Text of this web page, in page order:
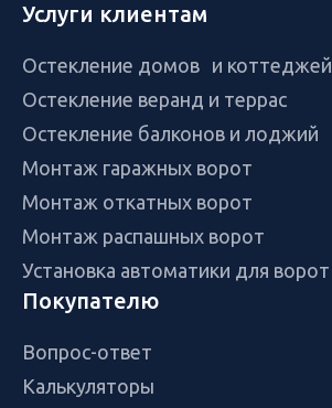
Услуги клиентам
Остекление домов и коттеджей
Остекление веранд и террас
Остекление балконов и лоджий
Монтаж гаражных ворот
Монтаж откатных ворот
Монтаж распашных ворот
Установка автоматики для ворот
Покупателю
Вопрос-ответ
Калькуляторы